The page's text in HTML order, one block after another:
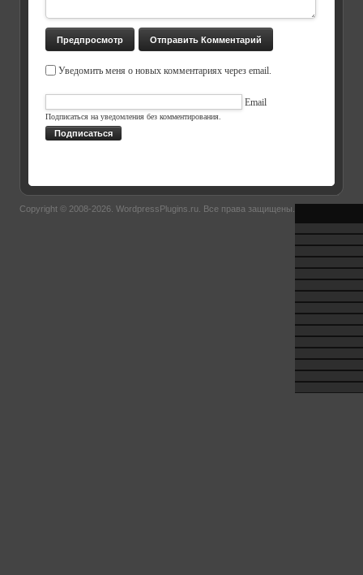
Уведомить меня о новых комментариях через email.
Email
Подписаться на уведомления без комментирования.
Подписаться
Copyright © 2008-2026. WordpressPlugins.ru . Все права защищены.